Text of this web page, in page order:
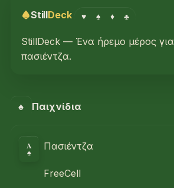
StillDeck ♥ ♠ ♦ ♣
StillDeck — Ένα ήρεμο μέρος για
πασιέντζα.
♠ Παιχνίδια
A
♠
Πασιέντζα
FreeCell